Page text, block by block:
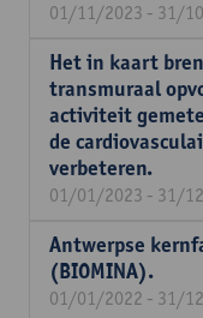
01/11/2023 - 31/
Het in kaart
transmuraal
activiteit
de
verbeteren.
01/01/2023 - 31/
Antwerpse
(BIOMINA).
01/01/2022 - 31/